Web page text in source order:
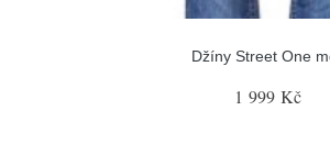
Džíny Street One
1 999 Kč